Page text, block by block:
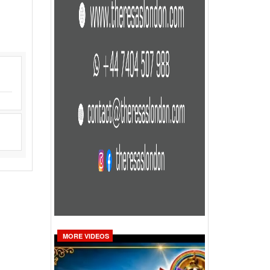
MORE VIDEOS